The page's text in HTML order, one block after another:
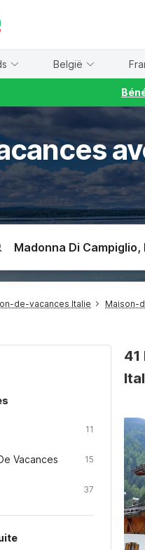
België
de-vacances Italie Maison-
11
Vacances 15
37
41